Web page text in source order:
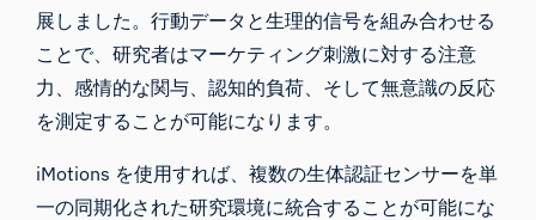
展しました。行動データと生理的信号を組み合わせる
ことで、研究者はマーケティング刺激に対する注意
力、感情的な関与、認知的負荷、そして無意識の反応
を測定することが可能になります。
iMotions を使用すれば、複数の生体認証センサーを単
一の同期化された研究環境に統合することが可能にな